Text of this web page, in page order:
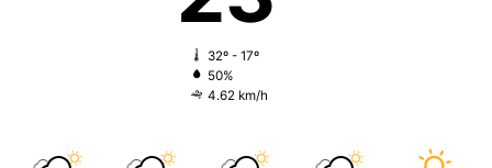
32º - 17º
50%
4.62 km/h